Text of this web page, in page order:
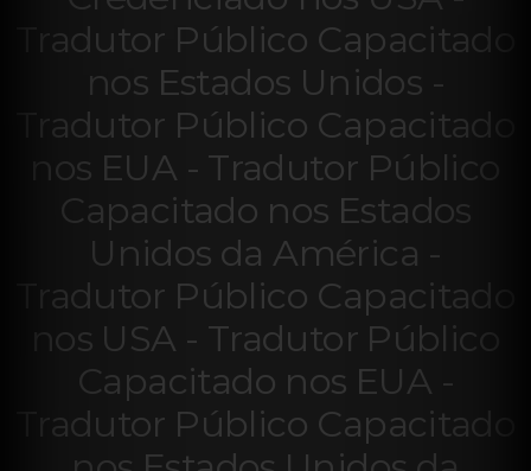
Tradutor Público Capacitado
nos Estados Unidos -
Tradutor Público Capacitado
nos EUA - Tradutor Público
Capacitado nos Estados
Unidos da América -
Tradutor Público Capacitado
nos USA - Tradutor Público
Capacitado nos EUA -
Tradutor Público Capacitado